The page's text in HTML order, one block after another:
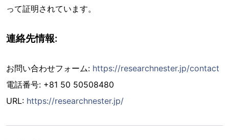
って証明されています。
連絡先情報:
お問い合わせフォーム: https://researchnester.jp/contact
電話番号: +81 50 50508480
URL: https://researchnester.jp/